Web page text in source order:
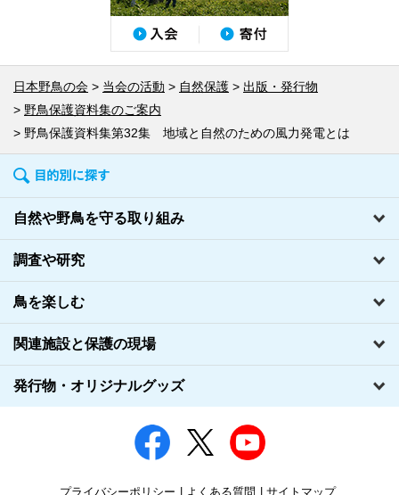
日本野鳥の会 当会の活動 自然保護
出版・発行物
野鳥保護資料集のご案内
野鳥保護資料集第32集 地域と自然のための風力発電とは
自然や野鳥を守る取り組み
調査や研究
鳥を楽しむ
関連施設と保護の現場
発行物・オリジナルグッズ
プライバシーポリシー よくある質問 サイトマップ